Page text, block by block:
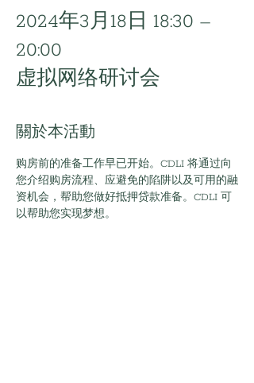
2024年3月18日 18:30 –
20:00
虚拟网络研讨会
關於本活動
购房前的准备工作早已开始。CDLI 将通过向
您介绍购房流程、应避免的陷阱以及可用的融
资机会，帮助您做好抵押贷款准备。CDLI 可
以帮助您实现梦想。